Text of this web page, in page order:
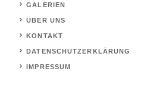
GALERIEN
ÜBER UNS
KONTAKT
DATENSCHUTZERKLÄRUNG
IMPRESSUM